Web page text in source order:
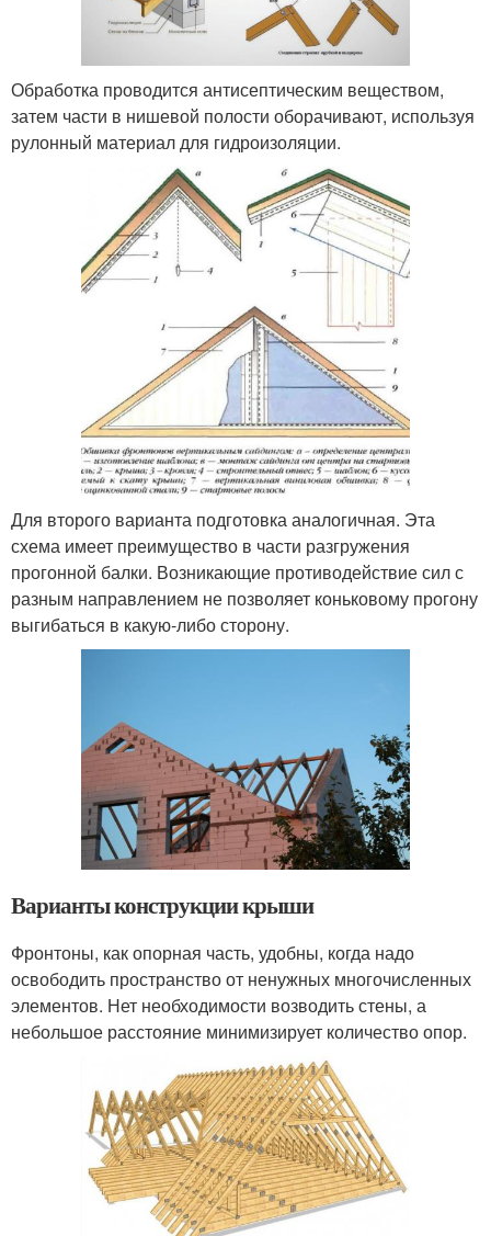
Обработка проводится антисептическим веществом,
затем части в нишевой полости оборачивают, используя
рулонный материал для гидроизоляции.
Для второго варианта подготовка аналогичная. Эта
схема имеет преимущество в части разгружения
прогонной балки. Возникающие противодействие сил с
разным направлением не позволяет коньковому прогону
выгибаться в какую-либо сторону.
Варианты конструкции крыши
Фронтоны, как опорная часть, удобны, когда надо
освободить пространство от ненужных многочисленных
элементов. Нет необходимости возводить стены, а
небольшое расстояние минимизирует количество опор.